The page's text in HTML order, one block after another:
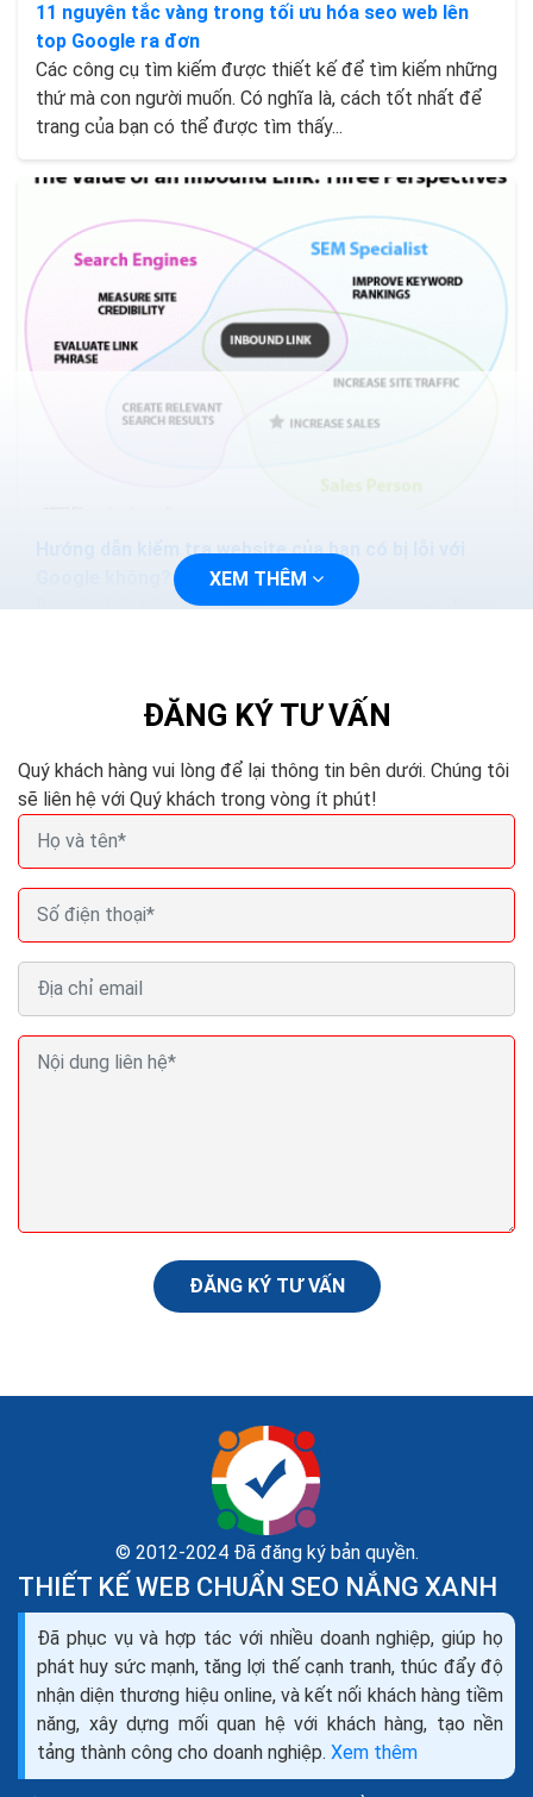
11 nguyên tắc vàng trong tối ưu hóa seo web lên
top Google ra đơn
Các công cụ tìm kiếm được thiết kế để tìm kiếm những
thứ mà con người muốn. Có nghĩa là, cách tốt nhất để
trang của bạn có thể được tìm thấy...
Hướng dẫn kiểm tra website của bạn có bị lỗi với
Bạn nên link tới những website có độ tin cậy cao, đừng
Hướng dẫn tối ưu SEO website cách làm tối ưu hóa
website seo Google
Bạn nên sử dụng URL ngắn, cố gắng tạo nhiều liên kết
qua lại bên trong trang web của bạn, một phần để làm
phong phú thêm nội dung, tiện ích cho người...
XEM THÊM
ĐĂNG KÝ TƯ VẤN
Quý khách hàng vui lòng để lại thông tin bên dưới. Chúng tôi
sẽ liên hệ với Quý khách trong vòng ít phút!
ĐĂNG KÝ TƯ VẤN
© 2012-2024 Đã đăng ký bản quyền.
THIẾT KẾ WEB CHUẨN SEO NẮNG XANH
Đã phục vụ và hợp tác với nhiều doanh nghiệp, giúp họ
phát huy sức mạnh, tăng lợi thế cạnh tranh, thúc đẩy độ
nhận diện thương hiệu online, và kết nối khách hàng tiềm
năng, xây dựng mối quan hệ với khách hàng, tạo nền
tảng thành công cho doanh nghiệp. Xem thêm